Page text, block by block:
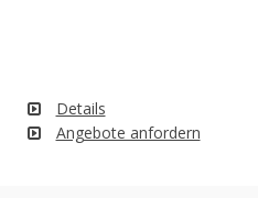
Details
Angebote anfordern